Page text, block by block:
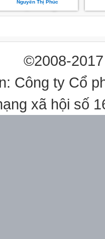
Nguyễn Thị Phúc
©2008-
Công ty Cổ
xã hội số